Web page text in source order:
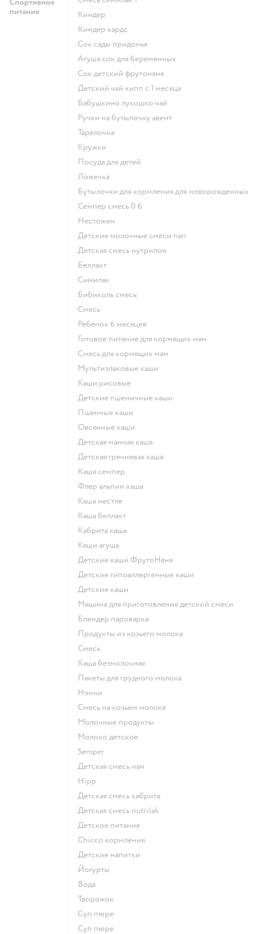
Спортивное
питание
киндер
киндер кардс
сок сады придонья
агуша сок для беременных
сок детский фрутоняня
детский чай хипп с 1 месяца
бабушкино лукошко чай
ручки на бутылочку авент
тарелочка
кружки
посуда для детей
ложечка
бутылочки для кормления для новорожденных
семпер смесь 0 6
нестожен
Детские молочные смеси nan
детская смесь нутрилон
беллакт
симилак
бибиколь смесь
смесь
ребенок 6 месяцев
готовое питание для кормящих мам
смесь для кормящих мам
Мультизлаковые каши
Каши рисовые
Детские пшеничные каши
Пшенные каши
овсянные каши
детская манная каша
детская гречневая каша
каша семпер
флер альпин каша
каша нестле
каша беллакт
кабрита каша
каши агуша
Детские каши ФрутоНяня
Детские гипоаллергенные каши
детские каши
машина для приготовления детской смеси
блендер пароварка
продукты из козьего молока
смесь
каша безмолочная
пакеты для грудного молока
нэнни
смесь на козьем молоке
молочные продукты
молоко детское
semper
детская смесь нан
hipp
детская смесь кабрита
детская смесь nutrilak
детское питание
chicco кормления
детские напитки
йогурты
Вода
творожок
суп пюре
суп пюре